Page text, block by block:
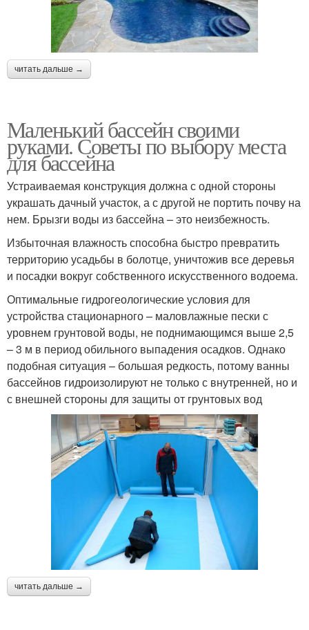
читать дальше →
Маленький бассейн своими
руками. Советы по выбору места
для бассейна
Устраиваемая конструкция должна с одной стороны
украшать дачный участок, а с другой не портить почву на
нем. Брызги воды из бассейна – это неизбежность.
Избыточная влажность способна быстро превратить
территорию усадьбы в болотце, уничтожив все деревья
и посадки вокруг собственного искусственного водоема.
Оптимальные гидрогеологические условия для
устройства стационарного – маловлажные пески с
уровнем грунтовой воды, не поднимающимся выше 2,5
– 3 м в период обильного выпадения осадков. Однако
подобная ситуация – большая редкость, потому ванны
бассейнов гидроизолируют не только с внутренней, но и
с внешней стороны для защиты от грунтовых вод
читать дальше →